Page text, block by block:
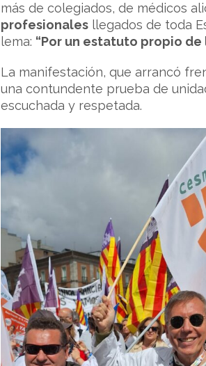
más de colegiados, de médicos
profesionales llegados de toda
lema: “Por un estatuto propio
La manifestación, que arrancó
una contundente prueba de
escuchada y respetada.